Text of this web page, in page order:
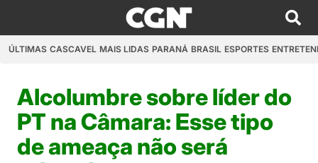
ÚLTIMAS CASCAVEL MAIS LIDAS PARANÁ BRASIL ESPORTES
Alcolumbre sobre líder do
PT na Câmara: Esse tipo
de ameaça não será